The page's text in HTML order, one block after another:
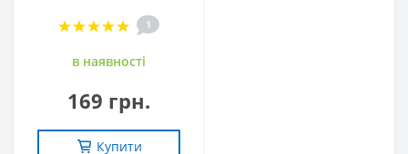
1
в наявностi
169 грн.
Купити